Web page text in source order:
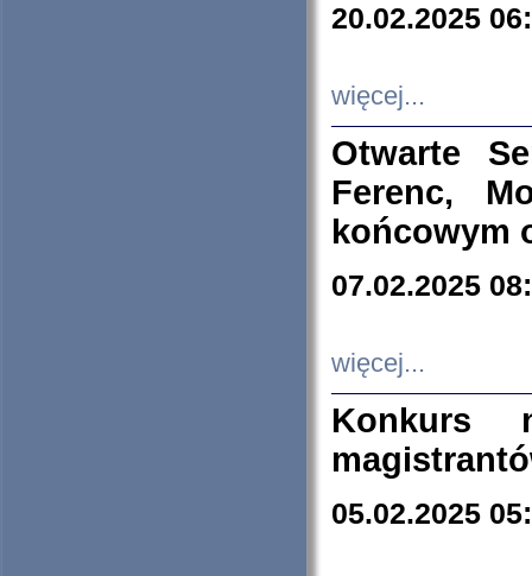
20.02.2025
więcej...
Otwarte
Ferenc,
końcowym
07.02.2025
więcej...
Konkurs
05.02.2025